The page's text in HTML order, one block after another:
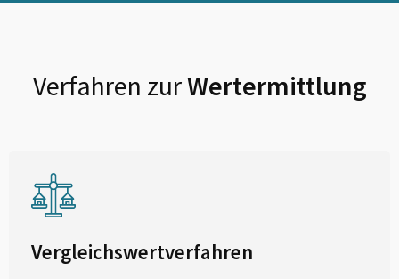
Verfahren zurWertermittlung
Vergleichswertverfahren